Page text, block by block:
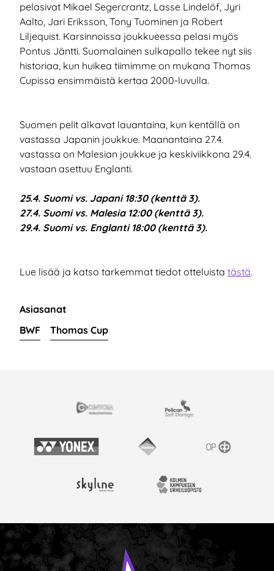
pelasivat Mikael Segercrantz, Lasse Lindelöf, Jyri
Aalto, Jari Eriksson, Tony Tuominen ja Robert
Liljequist. Karsinnoissa joukkueessa pelasi myös
Pontus Jäntti. Suomalainen sulkapallo tekee nyt siis
historiaa, kun huikea tiimimme on mukana Thomas
Cupissa ensimmäistä kertaa 2000-luvulla.
Suomen pelit alkavat lauantaina, kun kentällä on
vastassa Japanin joukkue. Maanantaina 27.4.
vastassa on Malesian joukkue ja keskiviikkona 29.4.
vastaan asettuu Englanti.
25.4. Suomi vs. Japani 18:30 (kenttä 3).
27.4. Suomi vs. Malesia 12:00 (kenttä 3).
29.4. Suomi vs. Englanti 18:00 (kenttä 3).
Lue lisää ja katso tarkemmat tiedot otteluista tästä.
Asiasanat
BWF
Thomas Cup